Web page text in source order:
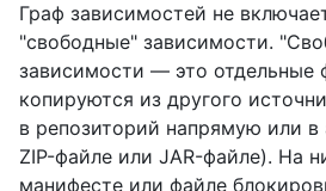
Граф зависимостей не
"свободные" зависимости.
зависимости — это отдельные
копируются из другого
в репозиторий напрямую или в
ZIP-файле или JAR-файле). На
манифесте или файле